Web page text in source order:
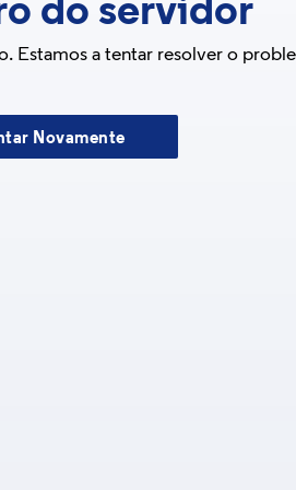
do servidor
Estamos a tentar resolver o
Novamente